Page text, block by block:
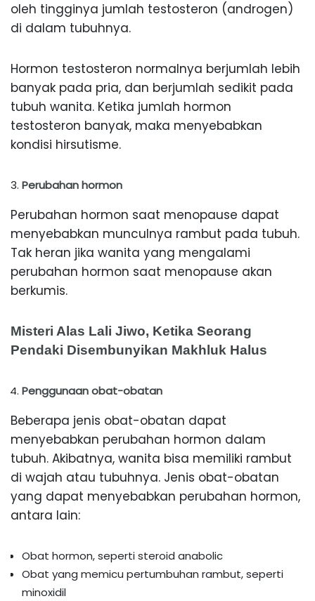
oleh tingginya jumlah testosteron (androgen)
di dalam tubuhnya.
Hormon testosteron normalnya berjumlah lebih
banyak pada pria, dan berjumlah sedikit pada
tubuh wanita. Ketika jumlah hormon
testosteron banyak, maka menyebabkan
kondisi hirsutisme.
Perubahan hormon
Perubahan hormon saat menopause dapat
menyebabkan munculnya rambut pada tubuh.
Tak heran jika wanita yang mengalami
perubahan hormon saat menopause akan
berkumis.
Misteri Alas Lali Jiwo, Ketika Seorang
Pendaki Disembunyikan Makhluk Halus
Penggunaan obat-obatan
Beberapa jenis obat-obatan dapat
menyebabkan perubahan hormon dalam
tubuh. Akibatnya, wanita bisa memiliki rambut
di wajah atau tubuhnya. Jenis obat-obatan
yang dapat menyebabkan perubahan hormon,
antara lain:
Obat hormon, seperti steroid anabolic
Obat yang memicu pertumbuhan rambut, seperti
minoxidil